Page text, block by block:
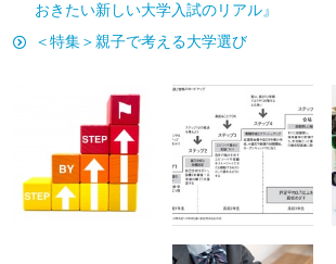
おきたい新しい大学入試のリアル』
＜特集＞親子で考える大学選び